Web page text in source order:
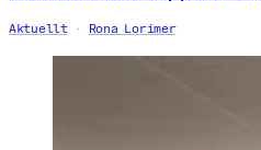
Aktuellt Rona Lorimer